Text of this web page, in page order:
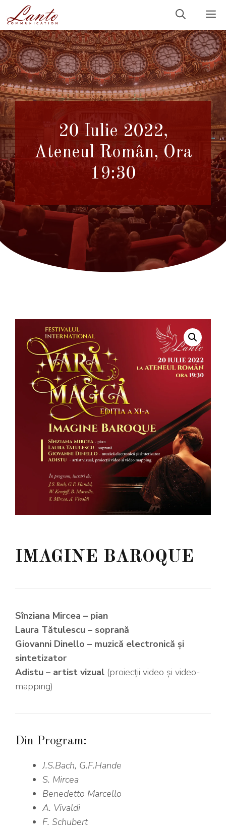
la
conținut
20 Iulie 2022,
Ateneul Român, Ora
19:30
IMAGINE BAROQUE
Sînziana Mircea – pian
Laura Tătulescu – soprană
Giovanni Dinello – muzică electronică și
sintetizator
Adistu – artist vizual (proiecții video și video-
mapping)
Din Program:
J.S.Bach, G.F.Hande
S. Mircea
Benedetto Marcello
A. Vivaldi
F. Schubert